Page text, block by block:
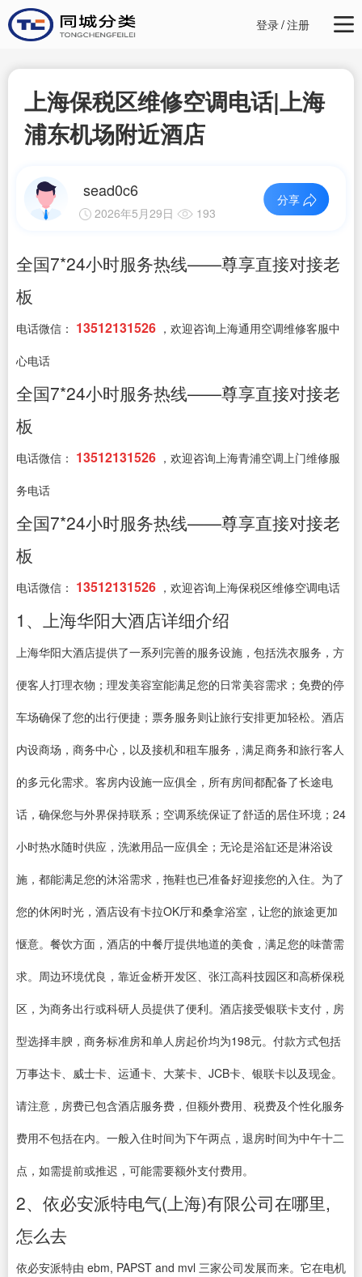
登录/注册
上海保税区维修空调电话|上海
浦东机场附近酒店
sead0c6
2026年5月29日 193
分享
全国7*24小时服务热线——尊享直接对接老
板
电话微信： 13512131526 ，欢迎咨询上海通用空调维修客服中
心电话
全国7*24小时服务热线——尊享直接对接老
板
电话微信： 13512131526 ，欢迎咨询上海青浦空调上门维修服
务电话
全国7*24小时服务热线——尊享直接对接老
板
电话微信： 13512131526 ，欢迎咨询上海保税区维修空调电话
1、上海华阳大酒店详细介绍
上海华阳大酒店提供了一系列完善的服务设施，包括洗衣服务，方
便客人打理衣物；理发美容室能满足您的日常美容需求；免费的停
车场确保了您的出行便捷；票务服务则让旅行安排更加轻松。酒店
内设商场，商务中心，以及接机和租车服务，满足商务和旅行客人
的多元化需求。客房内设施一应俱全，所有房间都配备了长途电
话，确保您与外界保持联系；空调系统保证了舒适的居住环境；24
小时热水随时供应，洗漱用品一应俱全；无论是浴缸还是淋浴设
施，都能满足您的沐浴需求，拖鞋也已准备好迎接您的入住。为了
您的休闲时光，酒店设有卡拉OK厅和桑拿浴室，让您的旅途更加
惬意。餐饮方面，酒店的中餐厅提供地道的美食，满足您的味蕾需
求。周边环境优良，靠近金桥开发区、张江高科技园区和高桥保税
区，为商务出行或科研人员提供了便利。酒店接受银联卡支付，房
型选择丰腴，商务标准房和单人房起价均为198元。付款方式包括
万事达卡、威士卡、运通卡、大莱卡、JCB卡、银联卡以及现金。
请注意，房费已包含酒店服务费，但额外费用、税费及个性化服务
费用不包括在内。一般入住时间为下午两点，退房时间为中午十二
点，如需提前或推迟，可能需要额外支付费用。
2、依必安派特电气(上海)有限公司在哪里,
怎么去
依必安派特由 ebm, PAPST and mvl 三家公司发展而来。它在电机